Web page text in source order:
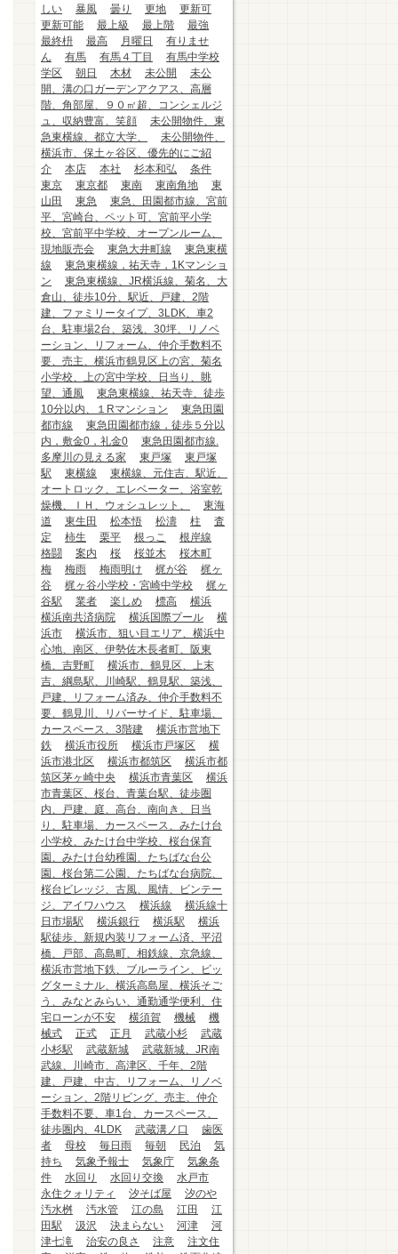
しい
暴風 曇り 更地
更新可
更新可能
最上級 最上階
最強
最終枡
最高 月曜日
有りませ
ん
有馬 有馬４丁目
有馬中学校
学区
朝日 木材 未公開
未公
開、溝の口ガーデンアクアス、高層
階、角部屋、９０㎡超、コンシェルジ
ュ、収納豊富、笑顔
未公開物件、東
急東横線、都立大学、
未公開物件、
横浜市、保土ヶ谷区、優先的にご紹
介
本店 本社 杉本和弘
条件
東京
東京都 東南 東南角地
東
山田
東急
東急、田園都市線、宮前
平、宮崎台、ペット可、宮前平小学
校、宮前平中学校、オープンルーム、
現地販売会
東急大井町線
東急東横
線
東急東横線，祐天寺，1Kマンショ
ン
東急東横線、JR横浜線、菊名、大
倉山、徒歩10分、駅近、戸建、2階
建、ファミリータイプ、3LDK、車2
台、駐車場2台、築浅、30坪、リノベ
ーション、リフォーム、仲介手数料不
要、売主、横浜市鶴見区上の宮、菊名
小学校、上の宮中学校、日当り、眺
望、通風
東急東横線、祐天寺、徒歩
10分以内、１Rマンション
東急田園
都市線
東急田園都市線，徒歩５分以
内，敷金0，礼金0
東急田園都市線.
多摩川の見える家
東戸塚
東戸塚
駅
東横線
東横線、元住吉、駅近、
オートロック、エレベーター、浴室乾
燥機、ＩＨ、ウォシュレット、
東海
道
東生田 松本悟 松濤 柱
査
定
柿生 栗平 根っこ
根岸線
格闘
案内 桜 桜並木
桜木町
梅
梅雨 梅雨明け 梶が谷
梶ヶ
谷
梶ヶ谷小学校・宮崎中学校
梶ヶ
谷駅
業者 楽しめ 標高
横浜
横浜南共済病院
横浜国際プール
横
浜市
横浜市、狙い目エリア、横浜中
心地、南区、伊勢佐木長者町、阪東
橋、吉野町
横浜市、鶴見区、上末
吉、綱島駅、川崎駅、鶴見駅、築浅、
戸建、リフォーム済み、仲介手数料不
要、鶴見川、リバーサイド、駐車場、
カースペース、3階建
横浜市営地下
鉄
横浜市役所 横浜市戸塚区
横
浜市港北区
横浜市都筑区
横浜市都
筑区茅ヶ崎中央
横浜市青葉区
横浜
市青葉区、桜台、青葉台駅、徒歩圏
内、戸建、庭、高台、南向き、日当
り、駐車場、カースペース、みたけ台
小学校、みたけ台中学校、桜台保育
園、みたけ台幼稚園、たちばな台公
園、桜台第二公園、たちばな台病院、
桜台ビレッジ、古風、風情、ビンテー
ジ、アイワハウス
横浜線
横浜線十
日市場駅
横浜銀行 横浜駅
横浜
駅徒歩、新規内装リフォーム済、平沼
橋、戸部、高島町、相鉄線、京急線、
横浜市営地下鉄、ブルーライン、ビッ
グターミナル、横浜高島屋、横浜そご
う、みなとみらい、通勤通学便利、住
宅ローンが不安
横須賀 機械
機
械式
正式 正月 武蔵小杉
武蔵
小杉駅
武蔵新城
武蔵新城、JR南
武線、川崎市、高津区、千年、2階
建、戸建、中古、リフォーム、リノベ
ーション、2階リビング、売主、仲介
手数料不要、車1台、カースペース、
徒歩圏内、4LDK
武蔵溝ノ口
歯医
者
母校 毎日雨 毎朝 民泊
気
持ち
気象予報士 気象庁
気象条
件
水回り 水回り交換
水戸市
永住クォリティ
汐そば屋
汐のや
汚水桝
汚水管 江の島 江田
江
田駅
汲沢 決まらない 河津
河
津七滝
治安の良さ 注意
注文住